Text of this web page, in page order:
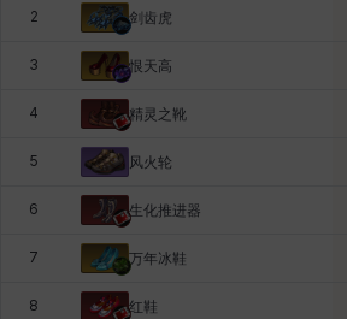
2 剑齿虎
3 恨天高
4 精灵之靴
5 风火轮
6 生化推进器
7 万年冰鞋
8 红鞋